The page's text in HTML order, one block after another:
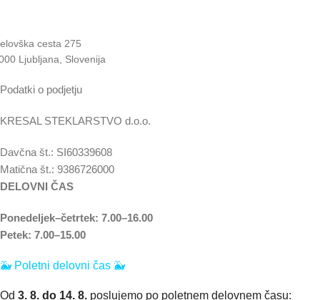
cesta 275
Ljubljana, Slovenija
Podatki o podjetju
KRESAL STEKLARSTVO d.o.o.
Davčna št.: SI60339608
Matična št.: 9386726000
DELOVNI ČAS
Ponedeljek–četrtek: 7.00–16.00
Petek: 7.00–15.00
🐳 Poletni delovni čas 🐳
Od 3. 8. do 14. 8. poslujemo po poletnem delovnem času: